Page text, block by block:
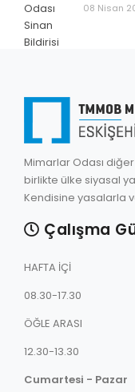
08 Nisan
Mimarlar Odası
birlikte ülke siyasal
Kendisine yasalarla
Çalışma
HAFTA İÇİ
08.30-17.30
ÖĞLE ARASI
12.30-13.30
Cumartesi - Pazar